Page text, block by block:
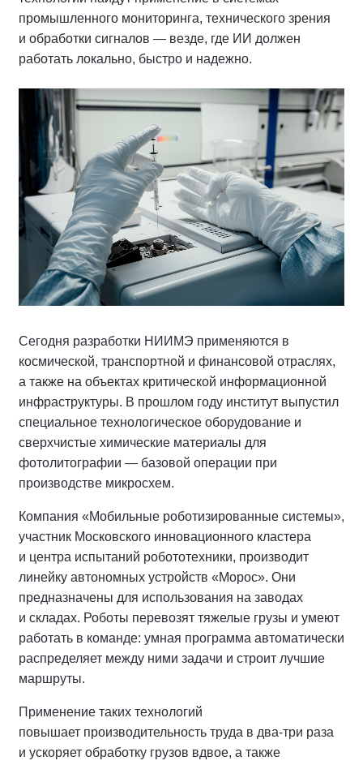
промышленного мониторинга, технического зрения
и обработки сигналов — везде, где ИИ должен
работать локально, быстро и надежно.
Сегодня разработки НИИМЭ применяются в
космической, транспортной и финансовой отраслях,
а также на объектах критической информационной
инфраструктуры. В прошлом году институт выпустил
специальное технологическое оборудование и
сверхчистые химические материалы для
фотолитографии — базовой операции при
производстве микросхем.
Компания «Мобильные роботизированные системы»,
участник Московского инновационного кластера
и центра испытаний робототехники, производит
линейку автономных устройств «Морос». Они
предназначены для использования на заводах
и складах. Роботы перевозят тяжелые грузы и умеют
работать в команде: умная программа автоматически
распределяет между ними задачи и строит лучшие
маршруты.
Применение таких технологий
повышает производительность труда в два-три раза
и ускоряет обработку грузов вдвое, а также